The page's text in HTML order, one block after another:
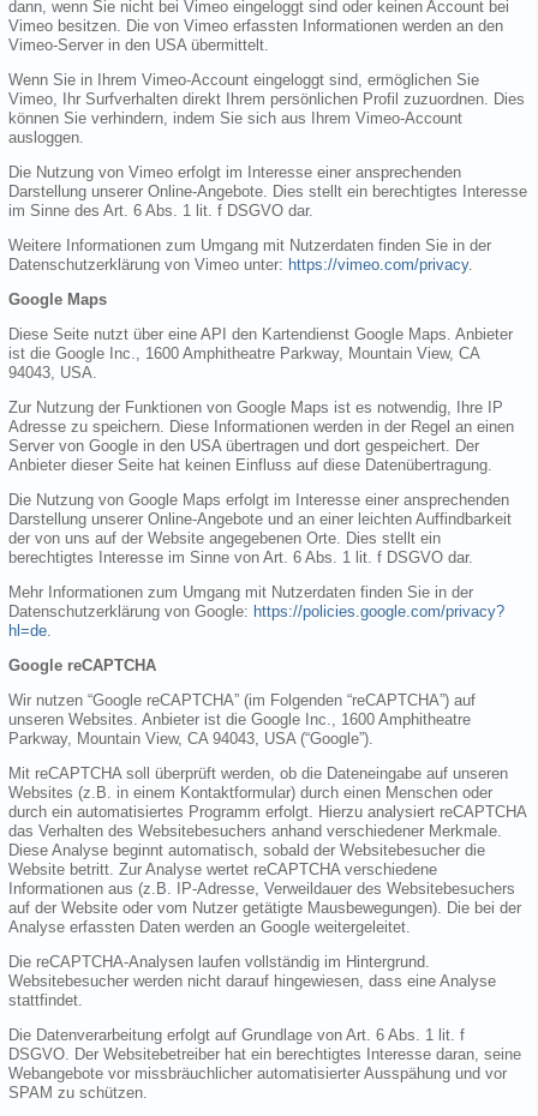
dann, wenn Sie nicht bei Vimeo eingeloggt sind oder keinen Account bei
Vimeo besitzen. Die von Vimeo erfassten Informationen werden an den
Vimeo-Server in den USA übermittelt.
Wenn Sie in Ihrem Vimeo-Account eingeloggt sind, ermöglichen Sie
Vimeo, Ihr Surfverhalten direkt Ihrem persönlichen Profil zuzuordnen. Dies
können Sie verhindern, indem Sie sich aus Ihrem Vimeo-Account
ausloggen.
Die Nutzung von Vimeo erfolgt im Interesse einer ansprechenden
Darstellung unserer Online-Angebote. Dies stellt ein berechtigtes Interesse
im Sinne des Art. 6 Abs. 1 lit. f DSGVO dar.
Weitere Informationen zum Umgang mit Nutzerdaten finden Sie in der
Datenschutzerklärung von Vimeo unter: https://vimeo.com/privacy.
Google Maps
Diese Seite nutzt über eine API den Kartendienst Google Maps. Anbieter
ist die Google Inc., 1600 Amphitheatre Parkway, Mountain View, CA
94043, USA.
Zur Nutzung der Funktionen von Google Maps ist es notwendig, Ihre IP
Adresse zu speichern. Diese Informationen werden in der Regel an einen
Server von Google in den USA übertragen und dort gespeichert. Der
Anbieter dieser Seite hat keinen Einfluss auf diese Datenübertragung.
Die Nutzung von Google Maps erfolgt im Interesse einer ansprechenden
Darstellung unserer Online-Angebote und an einer leichten Auffindbarkeit
der von uns auf der Website angegebenen Orte. Dies stellt ein
berechtigtes Interesse im Sinne von Art. 6 Abs. 1 lit. f DSGVO dar.
Mehr Informationen zum Umgang mit Nutzerdaten finden Sie in der
Datenschutzerklärung von Google: https://policies.google.com/privacy?
hl=de
Google reCAPTCHA
Wir nutzen “Google reCAPTCHA” (im Folgenden “reCAPTCHA”) auf
unseren Websites. Anbieter ist die Google Inc., 1600 Amphitheatre
Parkway, Mountain View, CA 94043, USA (“Google”).
Mit reCAPTCHA soll überprüft werden, ob die Dateneingabe auf unseren
Websites (z.B. in einem Kontaktformular) durch einen Menschen oder
durch ein automatisiertes Programm erfolgt. Hierzu analysiert reCAPTCHA
das Verhalten des Websitebesuchers anhand verschiedener Merkmale.
Diese Analyse beginnt automatisch, sobald der Websitebesucher die
Website betritt. Zur Analyse wertet reCAPTCHA verschiedene
Informationen aus (z.B. IP-Adresse, Verweildauer des Websitebesuchers
auf der Website oder vom Nutzer getätigte Mausbewegungen). Die bei der
Analyse erfassten Daten werden an Google weitergeleitet.
Die reCAPTCHA-Analysen laufen vollständig im Hintergrund.
Websitebesucher werden nicht darauf hingewiesen, dass eine Analyse
stattfindet.
Die Datenverarbeitung erfolgt auf Grundlage von Art. 6 Abs. 1 lit. f
DSGVO. Der Websitebetreiber hat ein berechtigtes Interesse daran, seine
Webangebote vor missbräuchlicher automatisierter Ausspähung und vor
SPAM zu schützen.